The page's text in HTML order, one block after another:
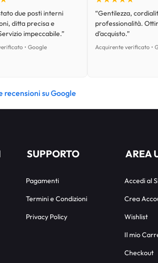
due posti interni
ditta precisa e
impeccabile.”
• Google
“Gentilezza,
professionalità.
d’acquisto.”
Acquirente verificato •
recensioni su Google
SUPPORTO
Pagamenti
Termini e Condizioni
Privacy Policy
AREA
Accedi al
Crea
Wishlist
Il mio
Checkout